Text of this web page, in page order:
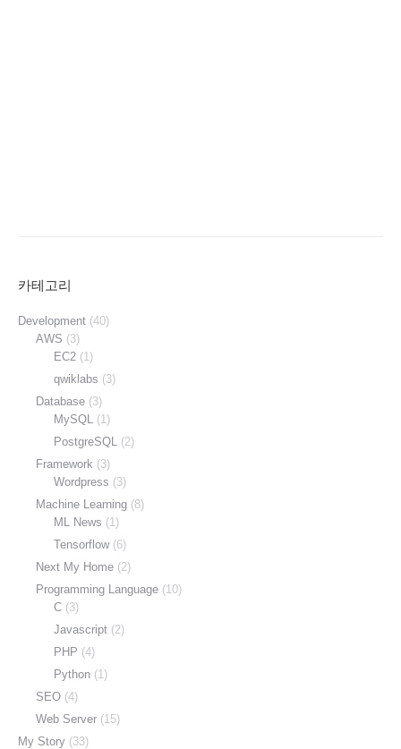
카테고리
Development (40)
AWS (3)
EC2 (1)
qwiklabs (3)
Database (3)
MySQL
(1)
PostgreSQL
(2)
Framework (3)
Wordpress (3)
Machine Learning (8)
ML News (1)
Tensorflow(6)
Next My Home (2)
Programming Language (10)
C (3)
Javascript (2)
PHP (4)
Python (1)
SEO (4)
Web Server (15)
My Story (33)